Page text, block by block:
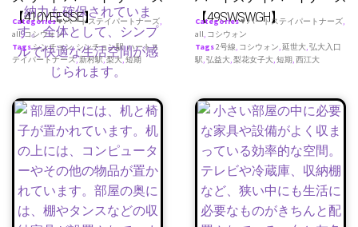
【410YEESSE】
Categories♥ ハートステイパートナーズ,
all,コシウォン
Tagsシンチョン,シンチョン駅,ハートス
テイパートナース,新村駅,梨大,短期
【49SWSWGH】
Categories♥ ハートステイパートナーズ,
all, コシウォン
Tags2号線, コシウォン,延世大,弘大入口
駅,弘益大,梨花女子大,短期,西江大